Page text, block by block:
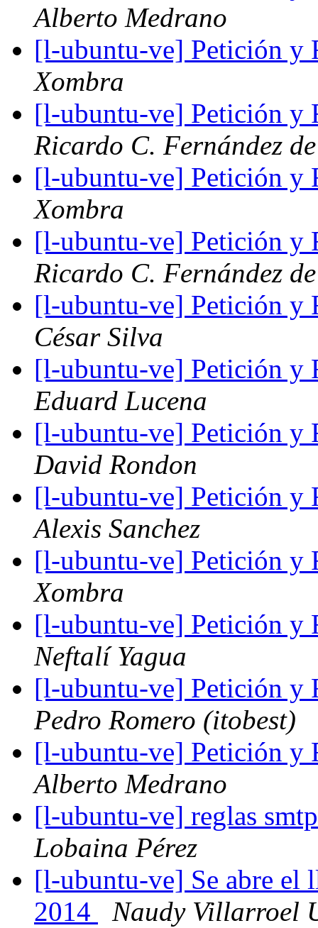
Alberto Medrano
[l-ubuntu-ve] Petición y
Xombra
[l-ubuntu-ve] Petición y
Ricardo C. Fernández
[l-ubuntu-ve] Petición y
Xombra
[l-ubuntu-ve] Petición y
Ricardo C. Fernández
[l-ubuntu-ve] Petición y
César Silva
[l-ubuntu-ve] Petición y
Eduard Lucena
[l-ubuntu-ve] Petición y
David Rondon
[l-ubuntu-ve] Petición y
Alexis Sanchez
[l-ubuntu-ve] Petición y
Xombra
[l-ubuntu-ve] Petición y
Neftalí Yagua
[l-ubuntu-ve] Petición y
Pedro Romero (itobest)
[l-ubuntu-ve] Petición y
Alberto Medrano
[l-ubuntu-ve] reglas
Lobaina Pérez
[l-ubuntu-ve] Se abre el
2014
Naudy Villarroel